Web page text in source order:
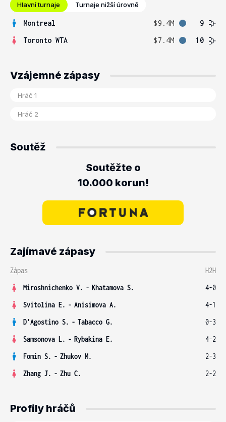
Hlavní turnaje Turnaje nižší úrovně
Montreal $9.4M
9
Toronto WTA
$7.4M 10
Vzájemné zápasy
Soutěž
Soutěžte o
10.000 korun!
Zajímavé zápasy
Zápas
H2H
Miroshnichenko V. - Khatamova S.
4-0
Svitolina E. - Anisimova A.
4-1
D'Agostino S. - Tabacco G.
0-3
Samsonova L. - Rybakina E.
4-2
Fomin S. - Zhukov M.
2-3
Zhang J. - Zhu C. 2-2
Profily hráčů